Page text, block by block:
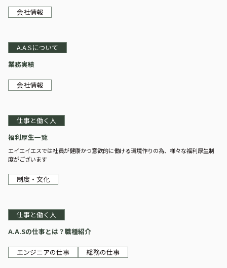
会社情報
A.A.Sについて
業務実績
会社情報
仕事と働く人
福利厚生一覧
エイエイエスでは社員が健康かつ意欲的に働ける環境作りの為、様々な福利厚生制
度がございます
制度・文化
仕事と働く人
A.A.Sの仕事とは？職種紹介
エンジニアの仕事 総務の仕事